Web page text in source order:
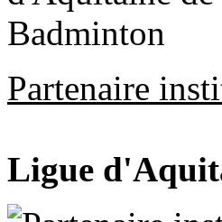
Partenaire
Ligue